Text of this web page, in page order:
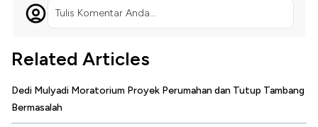
Tulis Komentar Anda...
Related Articles
Dedi Mulyadi Moratorium Proyek Perumahan dan Tutup Tambang
Bermasalah